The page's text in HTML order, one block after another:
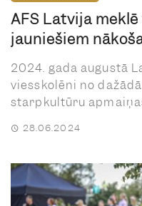
AFS Latvija
jauniešiem
2024. gada augustā
viesskolēni no
starpkultūru
28.06.2024